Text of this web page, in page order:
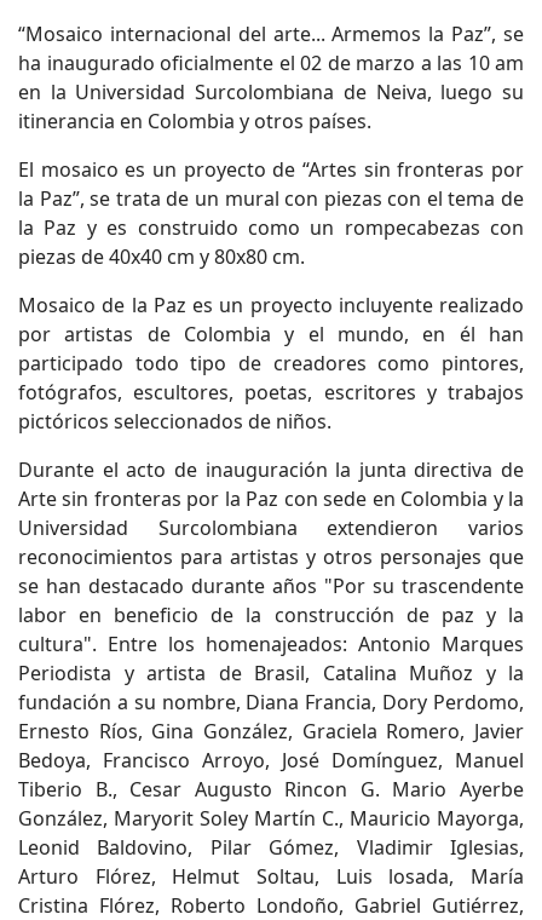
“Mosaico internacional del arte... Armemos la Paz”, se
ha inaugurado oficialmente el 02 de marzo a las 10 am
en la Universidad Surcolombiana de Neiva, luego su
itinerancia en Colombia y otros países.
El mosaico es un proyecto de “Artes sin fronteras por
la Paz”, se trata de un mural con piezas con el tema de
la Paz y es construido como un rompecabezas con
piezas de 40x40 cm y 80x80 cm.
Mosaico de la Paz es un proyecto incluyente realizado
por artistas de Colombia y el mundo, en él han
participado todo tipo de creadores como pintores,
fotógrafos, escultores, poetas, escritores y trabajos
pictóricos seleccionados de niños.
Durante el acto de inauguración la junta directiva de
Arte sin fronteras por la Paz con sede en Colombia y la
Universidad Surcolombiana extendieron varios
reconocimientos para artistas y otros personajes que
se han destacado durante años "Por su trascendente
labor en beneficio de la construcción de paz y la
cultura". Entre los homenajeados: Antonio Marques
Periodista y artista de Brasil, Catalina Muñoz y la
fundación a su nombre, Diana Francia, Dory Perdomo,
Ernesto Ríos, Gina González, Graciela Romero, Javier
Bedoya, Francisco Arroyo, José Domínguez, Manuel
Tiberio B., Cesar Augusto Rincon G. Mario Ayerbe
González, Maryorit Soley Martín C., Mauricio Mayorga,
Leonid Baldovino, Pilar Gómez, Vladimir Iglesias,
Arturo Flórez, Helmut Soltau, Luis losada, María
Cristina Flórez, Roberto Londoño, Gabriel Gutiérrez,